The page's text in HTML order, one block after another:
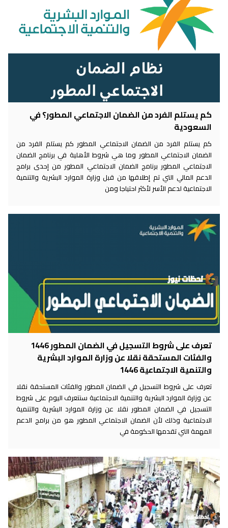
كم يستلم الفرد من الضمان الاجتماعي المطور؟ في
السعودية
كم يستلم الفرد من الضمان الاجتماعي المطور كم يستلم الفرد من
الضمان الاجتماعي المطور وما هي شروط الأهلية في برنامج الضمان
الاجتماعي المطور برنامج الضمان الاجتماعي المطور من إحدى برامج
الدعم المالي التي تم إطلاقها من قبل وزارة الموارد البشرية والتنمية
الاجتماعية لدعم الأسر لأكثر احتياجا ومن
تعرف على شروط التسجيل في الضمان المطور 1446
والفئات المستحقة نقلا عن وزارة الموارد البشرية
والتنمية الاجتماعية 1446
تعرف على شروط التسجيل في الضمان المطور والفئات المستحقة نقلا
عن وزارة الموارد البشرية والتنمية الاجتماعية سنتعرف اليوم على شروط
التسجيل في الضمان المطور نقلا عن وزارة الموارد البشرية والتنمية
الاجتماعية وذلك لأن الضمان الاجتماعي المطور هو من برامج الدعم
المهمة التي تقدمها الحكومة في